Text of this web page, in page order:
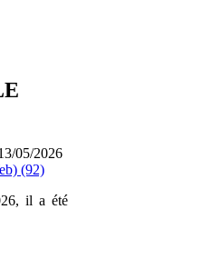
05/2026
(92)
il a été